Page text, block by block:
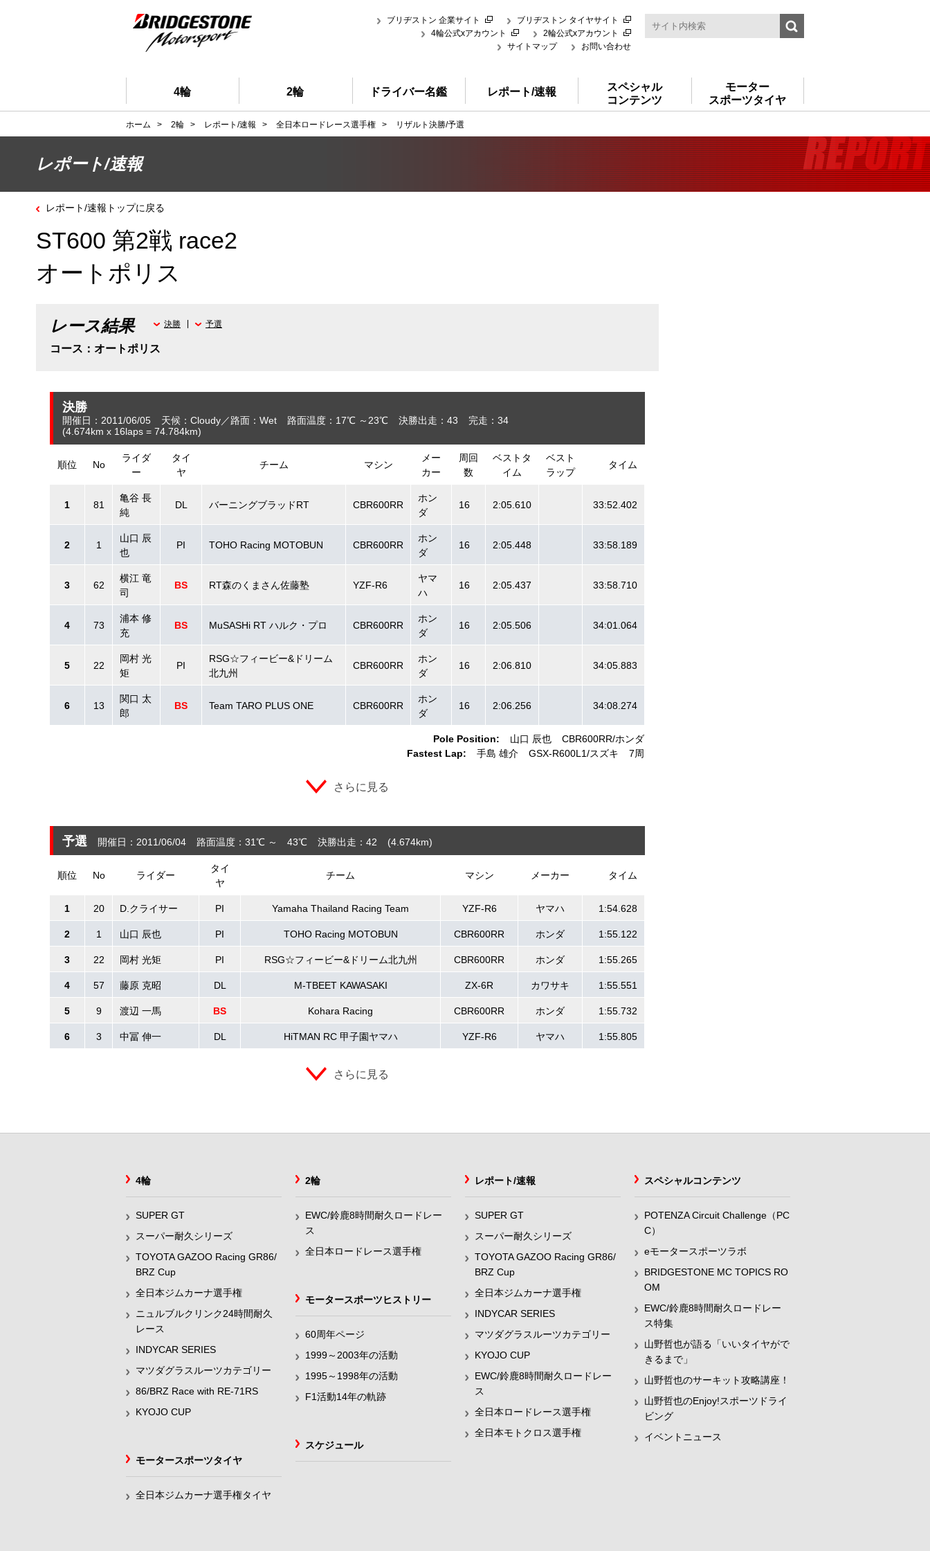
ブリヂストン 企業サイト
ブリヂストン タイヤサイト
4輪公式xアカウント
2輪公式xアカウント
サイトマップ
お問い合わせ
4輪 2輪 ドライバー名鑑 レポート/速報
スペシャル
コンテンツ
モーター
スポーツタイヤ
ホーム > 2輪 > レポート/速報 > 全日本ロードレース選手権 > リザルト決勝/予選
レポート/速報
レポート/速報トップに戻る
ST600 第2戦 race2
オートポリス
レース結果
コース：オートポリス
決勝 予選
決勝
開催日：2011/06/05 天候：Cloudy 路面：Wet 路面温度：17℃ ～23℃ 決勝出走：43
完走：34
(4.674km x 16laps = 74.784km)
順位 No
ライダ
ー
タイ
ヤ
チーム マシン
メー
カー
周回
数
ベストタ
イム
ベスト
ラップ
タイム
Pole Position: 山口 辰也 CBR600RR ホンダ
Fastest Lap:
手島 雄介 GSX-R600L1 スズキ 7周
1 81
亀谷 長
純
DL バーニングブラッドRT CBR600RR
ホン
ダ
16 2:05.610 33:52.402
2 1
山口 辰
也
PI TOHO Racing MOTOBUN CBR600RR
ホン
ダ
16 2:05.448 33:58.189
3 62
横江 竜
司
BS RT森のくまさん佐藤塾 YZF-R6
ヤマ
ハ
16 2:05.437 33:58.710
4 73
浦本 修
充
BS MuSASHi RT ハルク・プロ CBR600RR
ホン
ダ
16 2:05.506 34:01.064
5 22
岡村 光
矩
PI
RSG☆フィービー&ドリーム
北九州
CBR600RR
ホン
ダ
16 2:06.810 34:05.883
6 13
関口 太
郎
BS Team TARO PLUS ONE CBR600RR
ホン
ダ
16 2:06.256 34:08.274
さらに見る
予選 開催日：2011/06/04 路面温度：31℃ ～ 43℃ 決勝出走：42 (4.674km)
順位 No ライダー
タイ
ヤ
チーム マシン メーカー タイム
1 20 D.クライサー PI Yamaha Thailand Racing Team YZF-R6 ヤマハ 1:54.628
2 1 山口 辰也 PI TOHO Racing MOTOBUN CBR600RR ホンダ 1:55.122
3 22 岡村 光矩 PI RSG☆フィービー&ドリーム北九州 CBR600RR ホンダ 1:55.265
4 57 藤原 克昭 DL M-TBEET KAWASAKI ZX-6R カワサキ 1:55.551
5 9 渡辺 一馬 BS Kohara Racing CBR600RR ホンダ 1:55.732
6 3 中冨 伸一 DL HiTMAN RC 甲子園ヤマハ YZF-R6 ヤマハ 1:55.805
さらに見る
4輪
SUPER GT
スーパー耐久シリーズ
TOYOTA GAZOO Racing GR86/
BRZ Cup
全日本ジムカーナ選手権
ニュルブルクリンク24時間耐久
レース
INDYCAR SERIES
マツダグラスルーツカテゴリー
86/BRZ Race with RE-71RS
KYOJO CUP
2輪
EWC/鈴鹿8時間耐久ロードレー
ス
全日本ロードレース選手権
レポート/速報
SUPER GT
スーパー耐久シリーズ
TOYOTA GAZOO Racing GR86/
BRZ Cup
全日本ジムカーナ選手権
INDYCAR SERIES
マツダグラスルーツカテゴリー
KYOJO CUP
EWC/鈴鹿8時間耐久ロードレー
ス
全日本ロードレース選手権
全日本モトクロス選手権
スペシャルコンテンツ
POTENZA Circuit Challenge（PC
C）
eモータースポーツラボ
BRIDGESTONE MC TOPICS RO
OM
EWC/鈴鹿8時間耐久ロードレー
ス特集
山野哲也が語る「いいタイヤがで
きるまで」
山野哲也のサーキット攻略講座！
山野哲也のEnjoy!スポーツドライ
ビング
イベントニュース
モータースポーツヒストリー
60周年ページ
1999～2003年の活動
1995～1998年の活動
F1活動14年の軌跡
スケジュール
モータースポーツタイヤ
全日本ジムカーナ選手権タイヤ